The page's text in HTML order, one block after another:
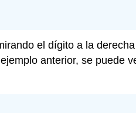
el dígito a la
anterior, se puede